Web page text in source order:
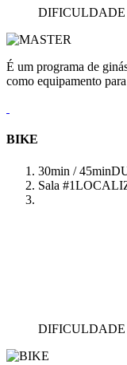
DIFICULDADE
É um programa de
como equipamento
BIKE
30min / 45min
Sala #1
DIFICULDADE